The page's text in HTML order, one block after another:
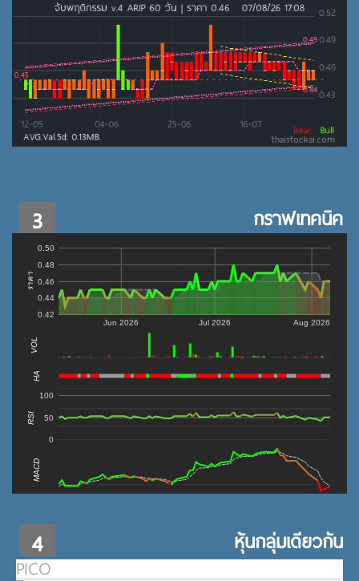
3 กราฟเทคนิค
Jun 2026 Jul 2026 Aug 2026
0.42
0.44
0.46
0.48
0.50
ราคา
VOL
HA
0
50
100
RSI
MACD
4 หุ้นกลุ่มเดียวกัน
PICO